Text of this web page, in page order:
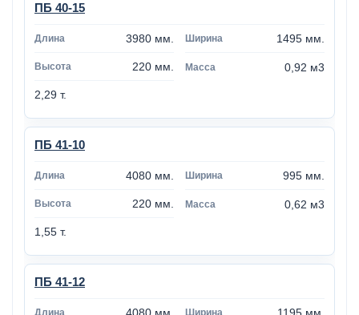
ПБ 40-15
3980 мм. 1495 мм.
220 мм. 0,92 м3
2,29 т.
ПБ 41-10
4080 мм. 995 мм.
220 мм. 0,62 м3
1,55 т.
ПБ 41-12